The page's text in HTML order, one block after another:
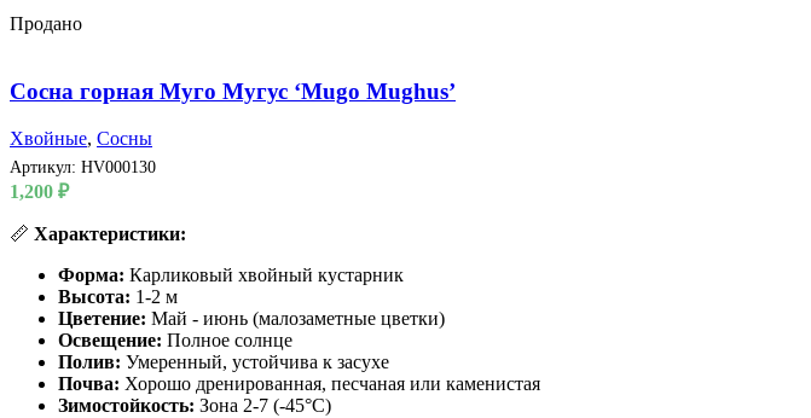
Продано
Сосна горная Муго Мугус ‘Mugo Mughus’
Хвойные, Сосны
Артикул: HV000130
1,200 ₽
📏 Характеристики:
Форма: Карликовый хвойный кустарник
Высота: 1-2 м
Цветение: Май - июнь (малозаметные цветки)
Освещение: Полное солнце
Полив: Умеренный, устойчива к засухе
Почва: Хорошо дренированная, песчаная или каменистая
Зимостойкость: Зона 2-7 (-45°C)